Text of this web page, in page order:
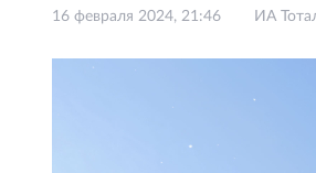
16 февраля 2024, 21:46 ИА